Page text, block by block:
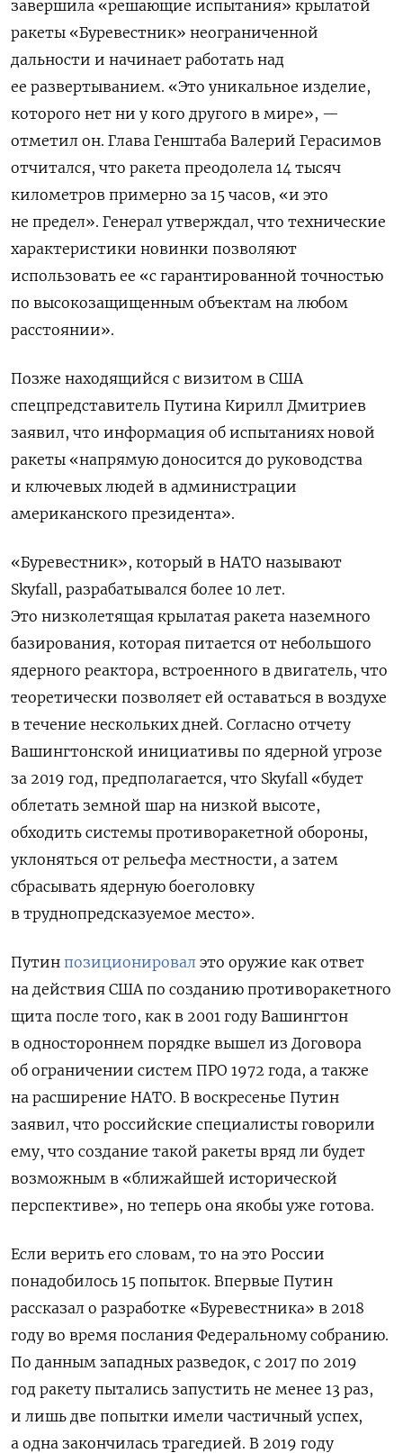
завершила «решающие испытания» крылатой
ракеты «Буревестник» неограниченной
дальности и начинает работать над
ее развертыванием. «Это уникальное изделие,
которого нет ни у кого другого в мире», —
отметил он. Глава Генштаба Валерий Герасимов
отчитался, что ракета преодолела 14 тысяч
километров примерно за 15 часов, «и это
не предел». Генерал утверждал, что технические
характеристики новинки позволяют
использовать ее «с гарантированной точностью
по высокозащищенным объектам на любом
расстоянии».
Позже находящийся с визитом в США
спецпредставитель Путина Кирилл Дмитриев
заявил, что информация об испытаниях новой
ракеты «напрямую доносится до руководства
и ключевых людей в администрации
американского президента».
«Буревестник», который в НАТО называют
Skyfall, разрабатывался более 10 лет.
Это низколетящая крылатая ракета наземного
базирования, которая питается от небольшого
ядерного реактора, встроенного в двигатель, что
теоретически позволяет ей оставаться в воздухе
в течение нескольких дней. Согласно отчету
Вашингтонской инициативы по ядерной угрозе
за 2019 год, предполагается, что Skyfall «будет
облетать земной шар на низкой высоте,
обходить системы противоракетной обороны,
уклоняться от рельефа местности, а затем
сбрасывать ядерную боеголовку
в труднопредсказуемое место».
Путин позиционировал это оружие как ответ
на действия США по созданию противоракетного
щита после того, как в 2001 году Вашингтон
в одностороннем порядке вышел из Договора
об ограничении систем ПРО 1972 года, а также
на расширение НАТО. В воскресенье Путин
заявил, что российские специалисты говорили
ему, что создание такой ракеты вряд ли будет
возможным в «ближайшей исторической
перспективе», но теперь она якобы уже готова.
Если верить его словам, то на это России
понадобилось 15 попыток. Впервые Путин
рассказал о разработке «Буревестника» в 2018
году во время послания Федеральному собранию.
По данным западных разведок, с 2017 по 2019
год ракету пытались запустить не менее 13 раз,
и лишь две попытки имели частичный успех,
а одна закончилась трагедией. В 2019 году